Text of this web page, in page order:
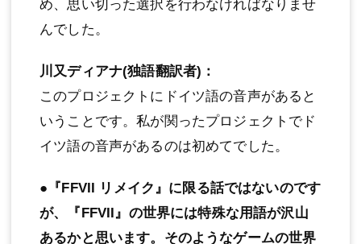
め、思い切った選択を行わなければなりませ
んでした。
川又ディアナ(独語翻訳者)：
このプロジェクトにドイツ語の音声があると
いうことです。私が関ったプロジェクトでド
イツ語の音声があるのは初めてでした。
●『FFVII リメイク』に限る話ではないのです
が、『FFVII』の世界には特殊な用語が沢山
あるかと思います。そのようなゲームの世界